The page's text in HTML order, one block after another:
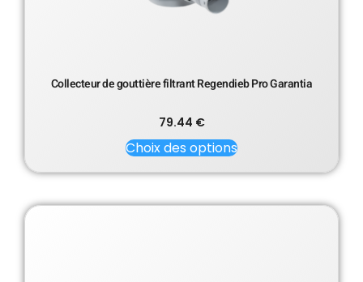
Collecteur de gouttière filtrant Regendieb Pro Garantia
79.44 €
Choix des options